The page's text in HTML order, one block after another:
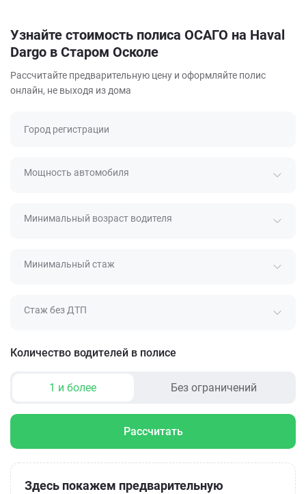
Узнайте стоимость полиса ОСАГО на Haval
Dargo в Старом Осколе
Рассчитайте предварительную цену и оформляйте полис
онлайн, не выходя из дома
Город регистрации
Мощность автомобиля
Минимальный возраст водителя
Минимальный стаж
Стаж без ДТП
Количество водителей в полисе
1 и более Без ограничений
Рассчитать
Здесь покажем предварительную